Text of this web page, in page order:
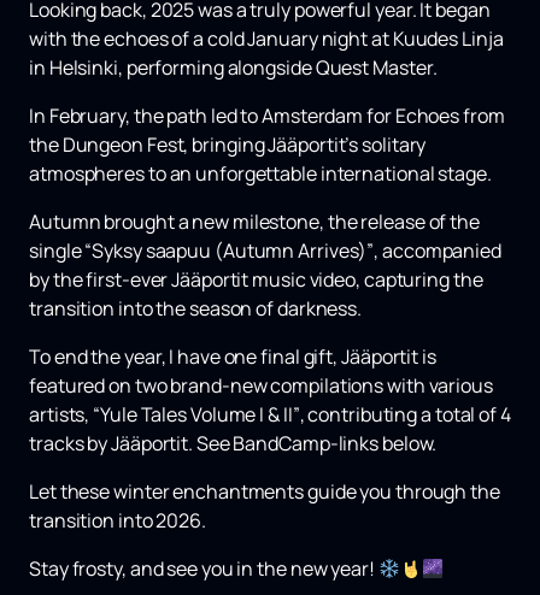
Looking back, 2025 was a truly powerful year. It began
with the echoes of a cold January night atKuudes Linja
in Helsinki, performing alongsideQuest Master.
In February, the path led to Amsterdam forEchoes from
the Dungeon Fest, bringing Jääportit’s solitary
atmospheres to an unforgettable international stage.
Autumn brought a new milestone, the release of the
single“Syksy saapuu (Autumn Arrives)”, accompanied
by the first-ever Jääportit music video, capturing the
transition into the season of darkness.
To end the year, I have one final gift,Jääportitis
featured on two brand-new compilations with various
artists, “Yule Tales Volume I & II”, contributing a total of 4
tracks by Jääportit. See BandCamp-links below.
Let these winter enchantments guide you through the
transition into 2026.
Stay frosty, and see you in the new year!